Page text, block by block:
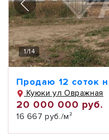
1/14
Продаю 12 соток
Куюки ул Овражная
20 000 000 руб.
16 667 руб./м²